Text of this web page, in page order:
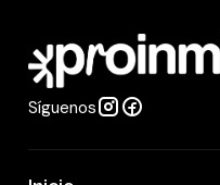
d
Síguenos